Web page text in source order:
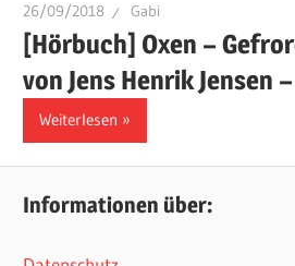
26/09/2018 Gabi
[Hörbuch] Oxen –
von Jens Henrik Jensen
Weiterlesen
Informationen über: